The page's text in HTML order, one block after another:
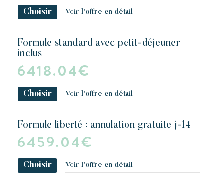
Choisir Voir l'offre en détail
formule standard avec petit-déjeuner
inclus
6418.04€
Choisir Voir l'offre en détail
formule liberté : annulation gratuite j-14
6459.04€
Choisir Voir l'offre en détail